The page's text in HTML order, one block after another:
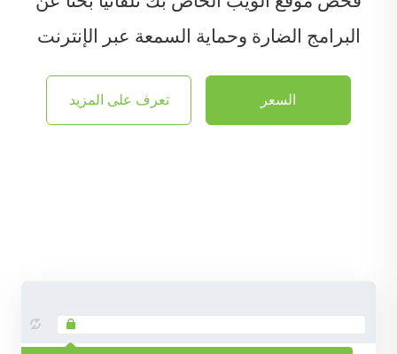
البرامج الضارة وحماية السمعة عبر الإنترنت
السعر تعرف على المزيد